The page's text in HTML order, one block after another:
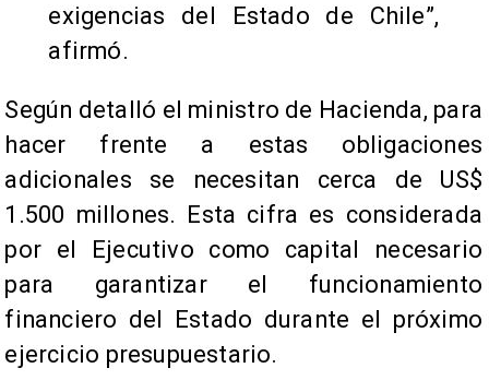
exigencias del Estado de Chile”,
afirmó.
Según detalló el ministro de Hacienda, para
hacer frente a estas obligaciones
adicionales se necesitan cerca de US$
1.500 millones. Esta cifra es considerada
por el Ejecutivo como capital necesario
para garantizar el funcionamiento
financiero del Estado durante el próximo
ejercicio presupuestario.